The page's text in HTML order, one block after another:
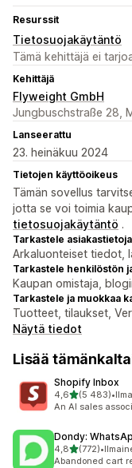
Resurssit
Tietosuojakäytäntö
Tämä kehittäjä ei
Kehittäjä
Flyweight GmbH
Jungbuschstraße 28,
Lanseerattu
23. heinäkuu 2024
Tietojen käyttöoikeus
Tämän sovellus
jotta se voi toimia
tietosuojakäytäntö .
Tarkastele
Arkaluonteiset tiedot,
Tarkastele henkilöstön
Kaupan omistaja,
Tarkastele ja muokkaa
Tuotteet, tilaukset,
Näytä tiedot
Lisää
Shopify Inbox
4,6/ 5 tähteä
(5 483)
5483 arvostelua
•
An AI sales
Dondy:
4,8/ 5 tähteä
(772)
772 arvostelua
•
Abandoned cart